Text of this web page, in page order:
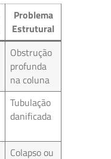
Problema
Estrutural
Obstrução
profunda
na coluna
Tubulação
danificada
Colapso ou